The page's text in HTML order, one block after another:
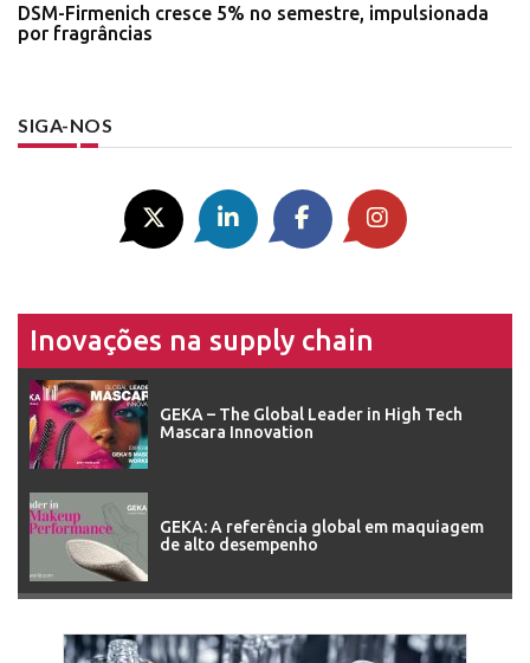
DSM-Firmenich cresce 5% no semestre, impulsionada
por fragrâncias
SIGA-NOS
Inovações na supply chain
GEKA – The Global Leader in High Tech
Mascara Innovation
GEKA: A referência global em maquiagem
de alto desempenho